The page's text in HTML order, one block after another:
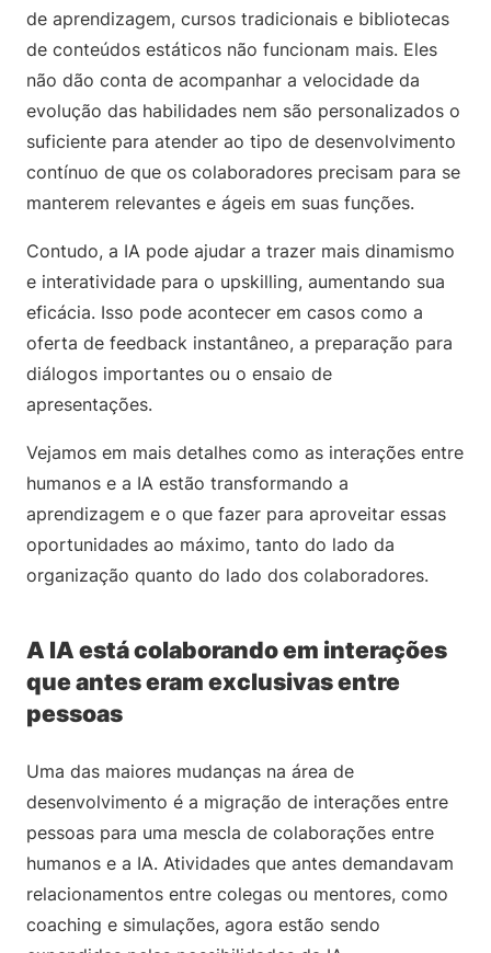
de aprendizagem, cursos tradicionais e bibliotecas
de conteúdos estáticos não funcionam mais. Eles
não dão conta de acompanhar a velocidade da
evolução das habilidades nem são personalizados o
suficiente para atender ao tipo de desenvolvimento
contínuo de que os colaboradores precisam para se
manterem relevantes e ágeis em suas funções.
Contudo, a IA pode ajudar a trazer mais dinamismo
e interatividade para o upskilling, aumentando sua
eficácia. Isso pode acontecer em casos como a
oferta de feedback instantâneo, a preparação para
diálogos importantes ou o ensaio de
apresentações.
Vejamos em mais detalhes como as interações entre
humanos e a IA estão transformando a
aprendizagem e o que fazer para aproveitar essas
oportunidades ao máximo, tanto do lado da
organização quanto do lado dos colaboradores.
A IA está colaborando em interações
que antes eram exclusivas entre
pessoas
Uma das maiores mudanças na área de
desenvolvimento é a migração de interações entre
pessoas para uma mescla de colaborações entre
humanos e a IA. Atividades que antes demandavam
relacionamentos entre colegas ou mentores, como
coaching e simulações, agora estão sendo